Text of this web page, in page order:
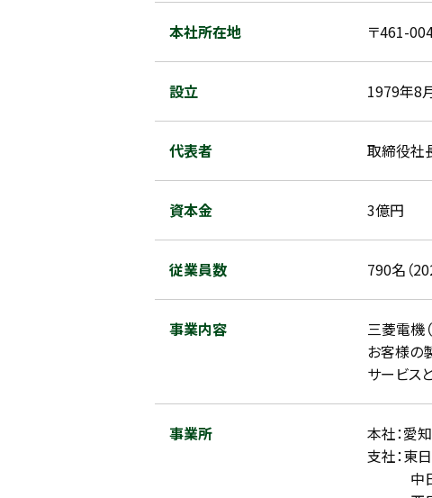
本社所在地 〒461-
設立 1979年8
代表者 取締役
資本金 3億円
従業員数 790名（
事業内容
三菱電機
お客様の
サービス
事業所
本社：愛
支社：東
中日本